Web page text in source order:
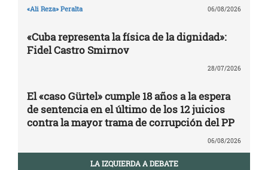
«Ali Reza» Peralta 06/08/2026
«Cuba representa la física de la dignidad»:
Fidel Castro Smirnov
28/07/2026
El «caso Gürtel» cumple 18 años a la espera
de sentencia en el último de los 12 juicios
contra la mayor trama de corrupción del PP
06/08/2026
LA IZQUIERDA A DEBATE